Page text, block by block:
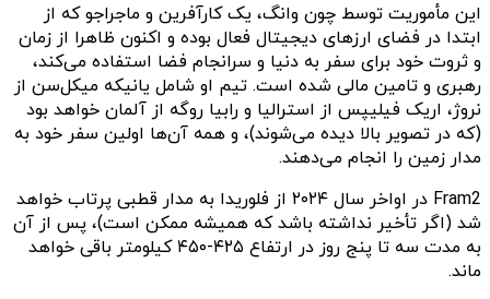
این مأموریت توسط چون وانگ، یک کارآفرین و ماجراجو که از
ابتدا در فضای ارزهای دیجیتال فعال بوده و اکنون ظاهرا از زمان
و ثروت خود برای سفر به دنیا و سرانجام فضا استفاده می‌کند،
رهبری و تامین مالی شده است. تیم او شامل یانیکه میکل‌سن از
نروژ، اریک فیلیپس از استرالیا و رابیا روگه از آلمان خواهد بود
(که در تصویر بالا دیده می‌شوند)، و همه آن‌ها اولین سفر خود به
مدار زمین را انجام می‌دهند.
Fram2 در اواخر سال ۲۰۲۴ از فلوریدا به مدار قطبی پرتاب خواهد
شد (اگر تأخیر نداشته باشد که همیشه ممکن است)، پس از آن
به مدت سه تا پنج روز در ارتفاع ۴۲۵-۴۵۰ کیلومتر باقی خواهد
ماند.